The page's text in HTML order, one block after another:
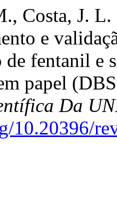
Costa, J.
e
fentanil e
papel
Da
10.20396/